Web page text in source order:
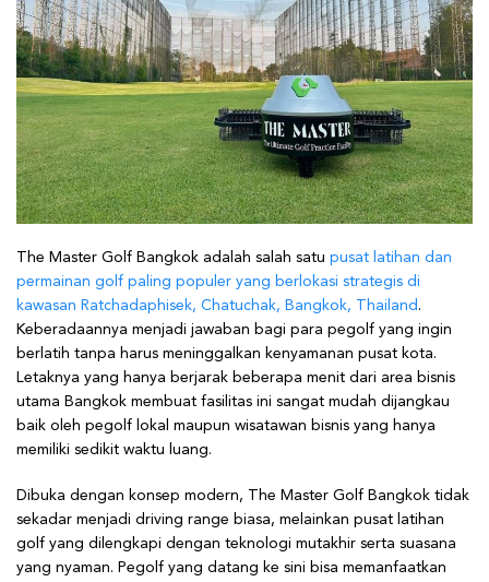
The Master Golf Bangkok adalah salah satu pusat latihan dan
permainan golf paling populer yang berlokasi strategis di
kawasan Ratchadaphisek, Chatuchak, Bangkok, Thailand .
Keberadaannya menjadi jawaban bagi para pegolf yang ingin
berlatih tanpa harus meninggalkan kenyamanan pusat kota.
Letaknya yang hanya berjarak beberapa menit dari area bisnis
utama Bangkok membuat fasilitas ini sangat mudah dijangkau
baik oleh pegolf lokal maupun wisatawan bisnis yang hanya
memiliki sedikit waktu luang.
Dibuka dengan konsep modern, The Master Golf Bangkok tidak
sekadar menjadi driving range biasa, melainkan pusat latihan
golf yang dilengkapi dengan teknologi mutakhir serta suasana
yang nyaman. Pegolf yang datang ke sini bisa memanfaatkan